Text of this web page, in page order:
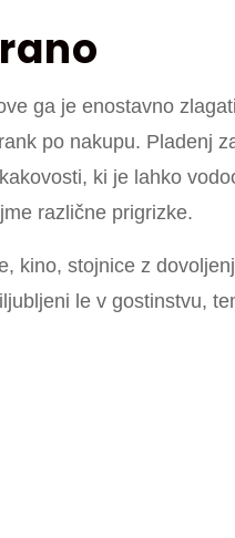
ga je enostavno
po nakupu. Pladenj
ki je lahko
različne prigrizke.
kino, stojnice z
le v gostinstvu,